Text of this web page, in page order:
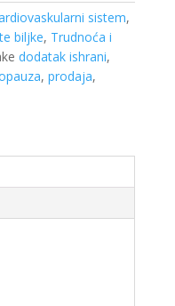
sistem,
biljke, Trudnoća i
dodatak ishrani,
, prodaja,